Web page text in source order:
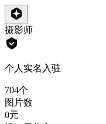
摄影师
个人实名入驻
704个
图片数
0元